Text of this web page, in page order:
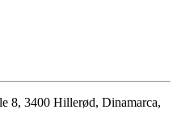
8, 3400 Hillerød, Dinamarca,